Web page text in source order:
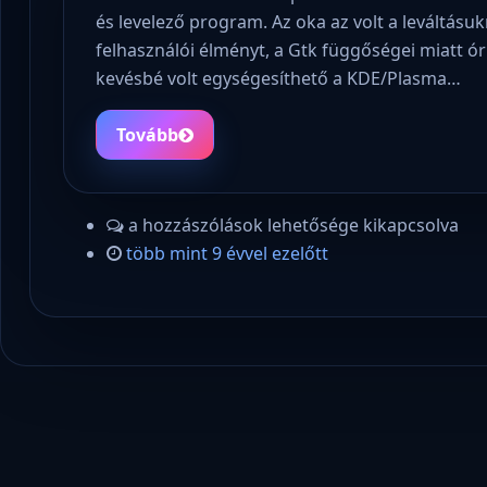
és levelező program. Az oka az volt a
felhasználói élményt, a Gtk függőségei miatt
kevésbé volt egységesíthető a KDE/Plasma…
Tovább
a hozzászólások lehetősége kikapcsolva
több mint 9 évvel ezelőtt